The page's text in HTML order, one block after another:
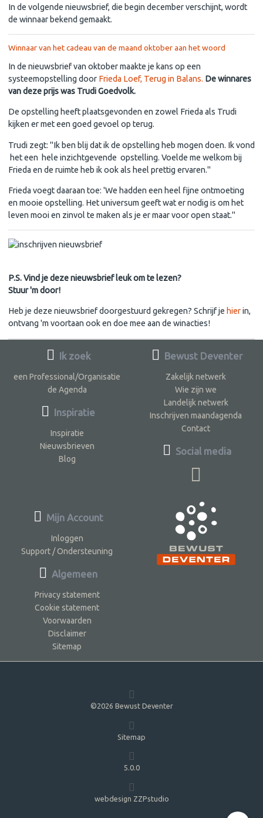
In de volgende nieuwsbrief, die begin december verschijnt, wordt
de winnaar bekend gemaakt.
Winnaar van het cadeau van de maand oktober aan het woord
In de nieuwsbrief van oktober maakte je kans op een
systeemopstelling door Frieda Loef, Terug in Balans. De winnares
van deze prijs was Trudi Goedvolk.
De opstelling heeft plaatsgevonden en zowel Frieda als Trudi
kijken er met een goed gevoel op terug.
Trudi zegt: "Ik ben blij dat ik de opstelling heb mogen doen. Ik vond
het een hele inzichtgevende opstelling. Voelde me welkom bij
Frieda en de ruimte heb ik ook als heel prettig ervaren."
Frieda voegt daaraan toe: 'We hadden een heel fijne ontmoeting
en mooie opstelling. Het universum geeft wat er nodig is om het
leven mooi en zinvol te maken als je er maar voor open staat."
P.S. Vind je deze nieuwsbrief leuk om te lezen?
Stuur 'm door!
Heb je deze nieuwsbrief doorgestuurd gekregen? Schrijf je hierin,
ontvang 'm voortaan ook en doe mee aan de winacties!
Ik zoek
een Professional/Organisatie
de Agenda
Inspiratie
Inspiratie
Nieuwsbrieven
Blog
Bewust Deventer
Zakelijk netwerk
Wie zijn we
Landelijk netwerk
Inschrijven maandagenda
Contact
Social media
Mijn Account
Inloggen
Support / Ondersteuning
Algemeen
Privacy statement
Cookie statement
Voorwaarden
Disclaimer
Sitemap
©2026 Bewust Deventer
Sitemap
5.0.0
webdesign ZZPstudio